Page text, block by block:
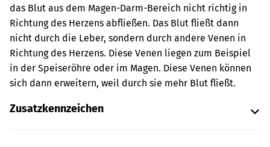
das Blut aus dem Magen-Darm-Bereich nicht richtig in
Richtung des Herzens abfließen. Das Blut fließt dann
nicht durch die Leber, sondern durch andere Venen in
Richtung des Herzens. Diese Venen liegen zum Beispiel
in der Speiseröhre oder im Magen. Diese Venen können
sich dann erweitern, weil durch sie mehr Blut fließt.
Zusatzkennzeichen